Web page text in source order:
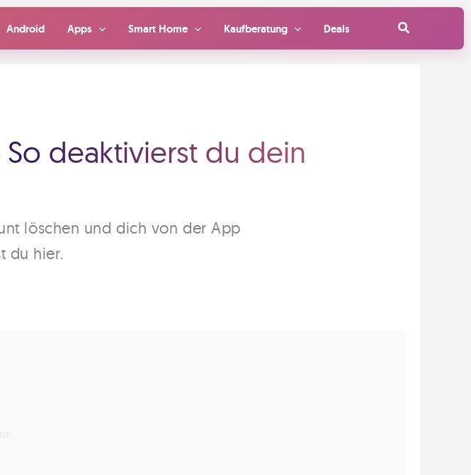
Android Apps Smart Home Kaufberatung Deals Suchen
deaktivierst du dein
löschen und dich von der App
du hier.